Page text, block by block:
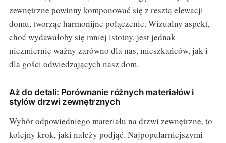
zewnętrzne powinny komponować się z resztą elewacji
domu, tworząc harmonijne połączenie. Wizualny aspekt,
choć wydawałoby się mniej istotny, jest jednak
niezmiernie ważny zarówno dla nas, mieszkańców, jak i
dla gości odwiedzających nasz dom.
Aż do detali: Porównanie różnych materiałów i
stylów drzwi zewnętrznych
Wybór odpowiedniego materiału na drzwi zewnętrzne, to
kolejny krok, jaki należy podjąć. Najpopularniejszymi